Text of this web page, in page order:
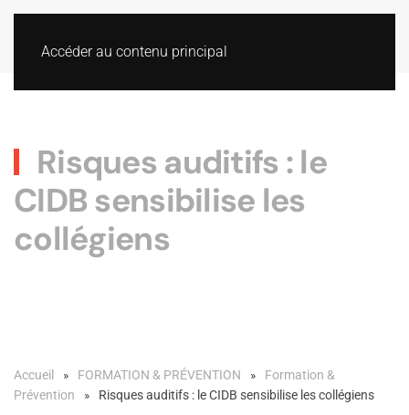
Accéder au contenu principal
Risques auditifs : le
CIDB sensibilise les
collégiens
Accueil FORMATION & PRÉVENTION
Formation &
Prévention
Risques auditifs : le CIDB sensibilise les collégiens